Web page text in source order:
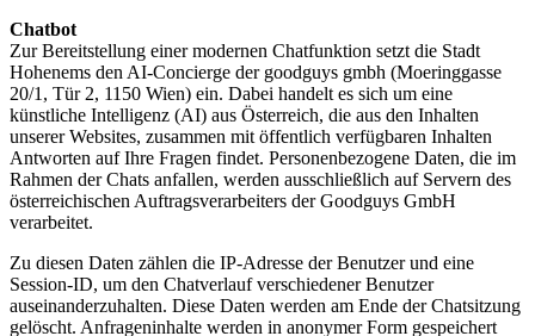
Chatbot
Zur Bereitstellung einer modernen Chatfunktion setzt die Stadt
Hohenems den AI-Concierge der goodguys gmbh (Moeringgasse
20/1, Tür 2, 1150 Wien) ein. Dabei handelt es sich um eine
künstliche Intelligenz (AI) aus Österreich, die aus den Inhalten
unserer Websites, zusammen mit öffentlich verfügbaren Inhalten
Antworten auf Ihre Fragen findet. Personenbezogene Daten, die im
Rahmen der Chats anfallen, werden ausschließlich auf Servern des
österreichischen Auftragsverarbeiters der Goodguys GmbH
verarbeitet.
Zu diesen Daten zählen die IP-Adresse der Benutzer und eine
Session-ID, um den Chatverlauf verschiedener Benutzer
auseinanderzuhalten. Diese Daten werden am Ende der Chatsitzung
gelöscht. Anfrageninhalte werden in anonymer Form gespeichert